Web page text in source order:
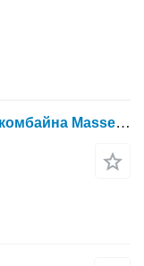
Глушитель для зерноуборочного комбайна Massey Ferguson 9380